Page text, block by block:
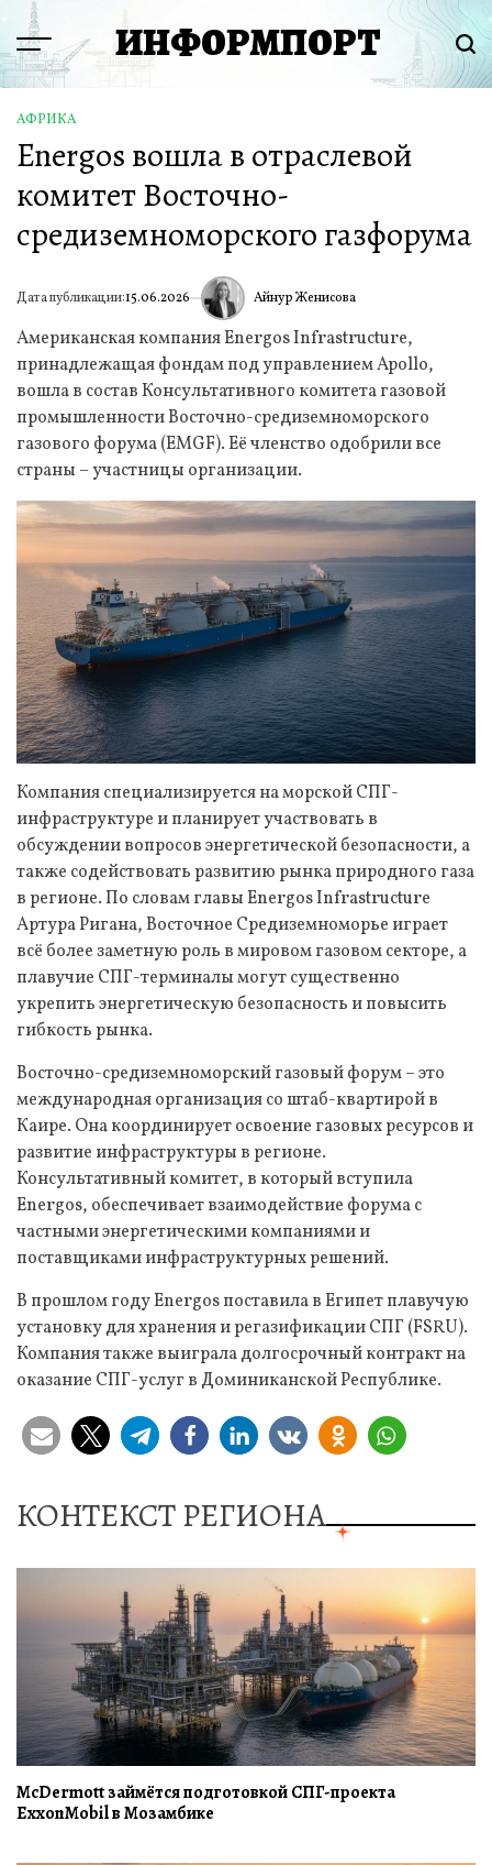
Перейти
содержимому
Menu ИНФОРМПОРТ
ОПУБЛИКОВАНО
В
АФРИКА
Energos вошла в отраслевой
комитет Восточно-
средиземноморского газфорума
Дата публикации:15.06.2026 ИА Айнур Женисова
Американская компания Energos Infrastructure,
принадлежащая фондам под управлением Apollo,
вошла в состав Консультативного комитета газовой
промышленности Восточно-средиземноморского
газового форума (EMGF). Её членство одобрили все
страны – участницы организации.
Компания специализируется на морской СПГ-
инфраструктуре и планирует участвовать в
обсуждении вопросов энергетической безопасности, а
также содействовать развитию рынка природного газа
в регионе. По словам главы Energos Infrastructure
Артура Ригана, Восточное Средиземноморье играет
всё более заметную роль в мировом газовом секторе, а
плавучие СПГ-терминалы могут существенно
укрепить энергетическую безопасность и повысить
гибкость рынка.
Восточно-средиземноморский газовый форум – это
международная организация со штаб-квартирой в
Каире. Она координирует освоение газовых ресурсов и
развитие инфраструктуры в регионе.
Консультативный комитет, в который вступила
Energos, обеспечивает взаимодействие форума с
частными энергетическими компаниями и
поставщиками инфраструктурных решений.
В прошлом году Energos поставила в Египет плавучую
установку для хранения и регазификации СПГ (FSRU).
Компания также выиграла долгосрочный контракт на
оказание СПГ-услуг в Доминиканской Республике.
КОНТЕКСТ РЕГИОНА
McDermott займётся подготовкой СПГ-проекта
ExxonMobil в Мозамбике